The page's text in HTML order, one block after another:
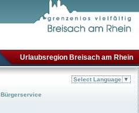
Urlaubsregion Breisach am Rhein
Bürgerservice
Select Language ▼